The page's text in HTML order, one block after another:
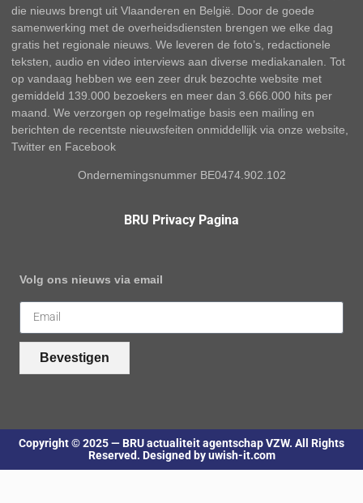
die nieuws brengt uit Vlaanderen en België. Door de goede
samenwerking met de overheidsdiensten brengen we elke dag
gratis het regionale nieuws. We leveren de foto’s, redactionele
teksten, audio en video interviews aan diverse mediakanalen. Tot
op vandaag hebben we een zeer druk bezochte website met
gemiddeld 139.000 bezoekers en meer dan 3.666.000 hits per
maand. We verzorgen op regelmatige basis een mailing en
berichten de recentste nieuwsfeiten onmiddellijk via onze website,
Twitter en Facebook
Ondernemingsnummer BE0474.902.102
BRU Privacy Pagina
Volg ons nieuws via email
Bevestigen
Copyright © 2025 — BRU actualiteit agentschap VZW. All Rights
Reserved. Designed by uwish-it.com